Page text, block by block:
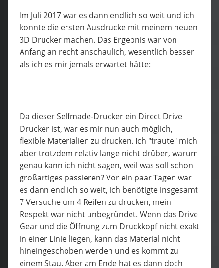
Im Juli 2017 war es dann endlich so weit und ich
konnte die ersten Ausdrucke mit meinem neuen
3D Drucker machen. Das Ergebnis war von
Anfang an recht anschaulich, wesentlich besser
als ich es mir jemals erwartet hätte:
Da dieser Selfmade-Drucker ein Direct Drive
Drucker ist, war es mir nun auch möglich,
flexible Materialien zu drucken. Ich "traute" mich
aber trotzdem relativ lange nicht drüber, warum
genau kann ich nicht sagen, weil was soll schon
großartiges passieren? Vor ein paar Tagen war
es dann endlich so weit, ich benötigte insgesamt
7 Versuche um 4 Reifen zu drucken, mein
Respekt war nicht unbegründet. Wenn das Drive
Gear und die Öffnung zum Druckkopf nicht exakt
in einer Linie liegen, kann das Material nicht
hineingeschoben werden und es kommt zu
einem Stau. Aber am Ende hat es dann doch